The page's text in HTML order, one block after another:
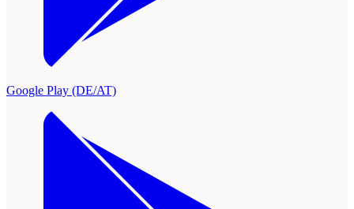
Google Play (DE/AT)